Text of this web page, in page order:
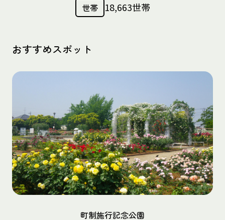
世帯 18,663世帯
おすすめスポット
町制施行記念公園